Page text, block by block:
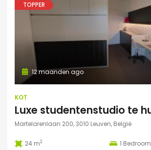
TOPPER
12 maanden ago
KOT
Martelarenlaan 200, 3010 Leuven, België
24 m2 1 Bedroom